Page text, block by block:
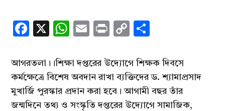
Facebook
X WhatsApp
EmailPrintCopy
আগরতলা।।শিক্ষা দপ্তরের উদ্যোগে শিক্ষক দিবসে
কর্মক্ষেত্রে বিশেষ অবদান রাখা ব্যক্তিদের ড. শ্যামাপ্রসাদ
মুখার্জি পুরস্কার প্রদান করা হবে। আগামী বছর তাঁর
জন্মদিনে তথ্য ও সংস্কৃতি দপ্তরের উদ্যোগে সামাজিক,